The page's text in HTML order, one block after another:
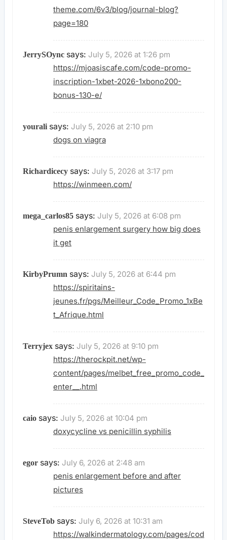
theme.com/6v3/blog/journal-blog?
page=180
JerrySOync says: July 5, 2026 at 1:26 pm
https://mjoasiscafe.com/code-promo-
inscription-1xbet-2026-1xbono200-
bonus-130-e/
yourali says: July 5, 2026 at 2:10 pm
dogs on viagra
Richardicecy says: July 5, 2026 at 3:17 pm
https://winmeen.com/
mega_carlos85 says: July 5, 2026 at 6:08 pm
penis enlargement surgery how big does
it get
KirbyPrumn says: July 5, 2026 at 6:44 pm
https://spiritains-
jeunes.fr/pgs/Meilleur_Code_Promo_1xBe
t_Afrique.html
Terryjex says: July 5, 2026 at 9:10 pm
https://therockpit.net/wp-
content/pages/melbet_free_promo_code_
enter__.html
caio says: July 5, 2026 at 10:04 pm
doxycycline vs penicillin syphilis
egor says: July 6, 2026 at 2:48 am
penis enlargement before and after
pictures
SteveTob says: July 6, 2026 at 10:31 am
https://walkindermatology.com/pages/cod